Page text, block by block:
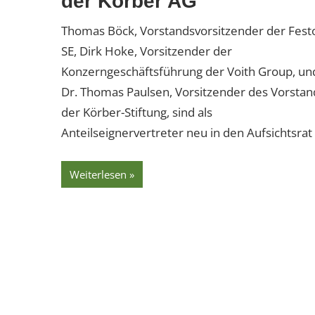
Thomas Böck, Vorstandsvorsitzender der
SE, Dirk Hoke, Vorsitzender der
Konzerngeschäftsführung der Voith Group,
Dr. Thomas Paulsen, Vorsitzender des
der Körber-Stiftung, sind als
Anteilseignervertreter neu in den Aufsichtsrat
Weiterlesen